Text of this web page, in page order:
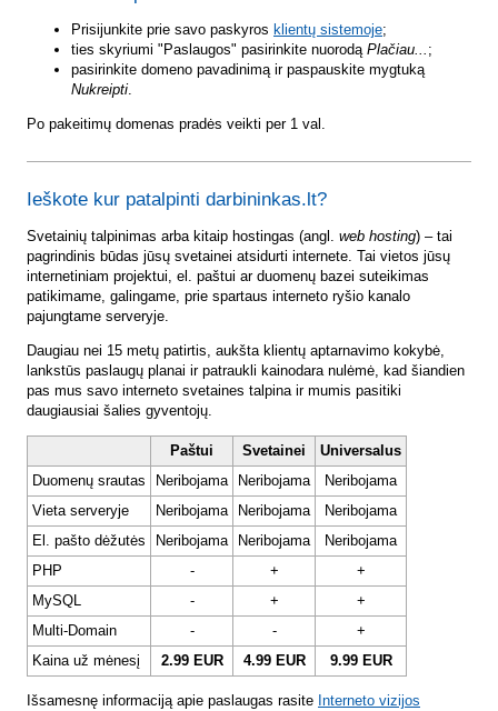
Prisijunkite prie savo paskyros klientų sistemoje;
ties skyriumi "Paslaugos" pasirinkite nuorodą Plačiau... ;
pasirinkite domeno pavadinimą ir paspauskite mygtuką
Nukreipti.
Po pakeitimų domenas pradės veikti per 1 val.
Ieškote kur patalpinti darbininkas.lt?
Svetainių talpinimas arba kitaip hostingas (angl. web hosting) – tai
pagrindinis būdas jūsų svetainei atsidurti internete. Tai vietos jūsų
internetiniam projektui, el. paštui ar duomenų bazei suteikimas
patikimame, galingame, prie spartaus interneto ryšio kanalo
pajungtame serveryje.
Daugiau nei 15 metų patirtis, aukšta klientų aptarnavimo kokybė,
lankstūs paslaugų planai ir patraukli kainodara nulėmė, kad šiandien
pas mus savo interneto svetaines talpina ir mumis pasitiki
daugiausiai šalies gyventojų.
Paštui Svetainei
Universalus
Duomenų srautas
Neribojama Neribojama
Neribojama
Vieta serveryje
Neribojama Neribojama
Neribojama
El. pašto dėžutės
Neribojama Neribojama
Neribojama
PHP
- +
+
MySQL
- +
+
Multi-Domain
- -
+
Kaina už mėnesį
2.99 EUR 4.99 EUR 9.99 EUR
Išsamesnę informaciją apie paslaugas rasite Interneto vizijos